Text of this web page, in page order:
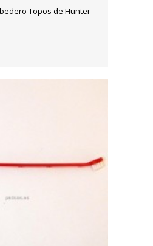
Topos de Hunter